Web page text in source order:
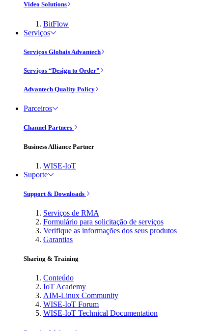
Video Solutions
BitFlow
Serviços
Serviços Globais Advantech
Serviços “Design to Order”
Advantech Quality Policy
Parceiros
Channel Partners
Business Alliance Partner
WISE-IoT
Suporte
Support & Downloads
Serviços de RMA
Formulário para solicitação de serviços
Verifique as informações dos seus produtos
Garantias
Sharing & Training
Conteúdo
IoT Academy
AIM-Linux Community
WISE-IoT Forum
WISE-IoT Technical Documentation